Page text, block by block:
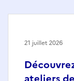
21 juillet 2026